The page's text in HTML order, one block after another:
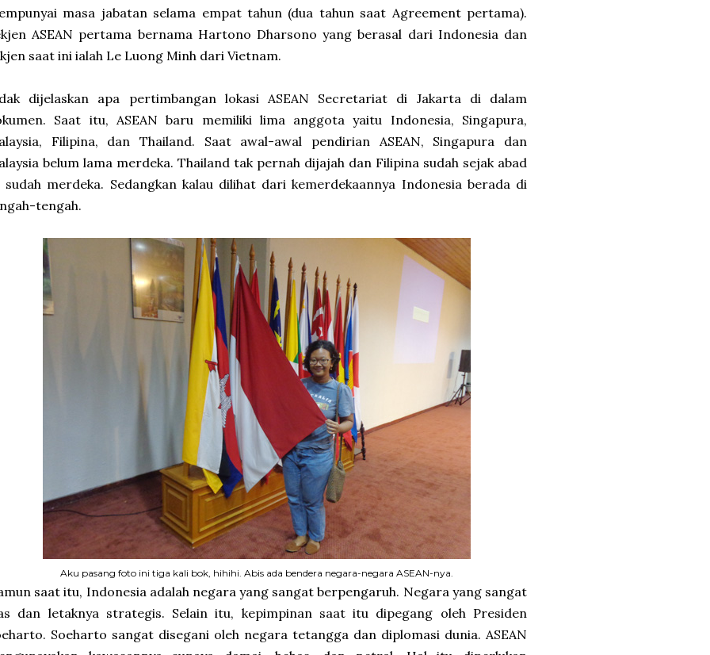
masa jabatan selama empat tahun (dua tahun saat Agreement pertama).
ASEAN pertama bernama Hartono Dharsono yang berasal dari Indonesia dan
saat ini ialah Le Luong Minh dari Vietnam.
dijelaskan apa pertimbangan lokasi ASEAN Secretariat di Jakarta di dalam
Saat itu, ASEAN baru memiliki lima anggota yaitu Indonesia, Singapura,
Filipina, dan Thailand. Saat awal-awal pendirian ASEAN, Singapura dan
belum lama merdeka. Thailand tak pernah dijajah dan Filipina sudah sejak abad
sudah merdeka. Sedangkan kalau dilihat dari kemerdekaannya Indonesia berada di
tengah.
Aku pasang foto ini tiga kali bok, hihihi. Abis ada bendera negara-negara ASEAN-nya.
saat itu, Indonesia adalah negara yang sangat berpengaruh. Negara yang sangat
dan letaknya strategis. Selain itu, kepimpinan saat itu dipegang oleh Presiden
Soeharto sangat disegani oleh negara tetangga dan diplomasi dunia. ASEAN